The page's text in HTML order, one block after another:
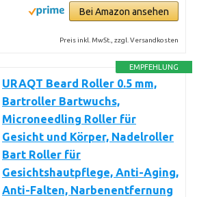
Bei Amazon ansehen
Preis inkl. MwSt., zzgl. Versandkosten
EMPFEHLUNG
URAQT Beard Roller 0.5 mm,
Bartroller Bartwuchs,
Microneedling Roller für
Gesicht und Körper, Nadelroller
Bart Roller für
Gesichtshautpflege, Anti-Aging,
Anti-Falten, Narbenentfernung